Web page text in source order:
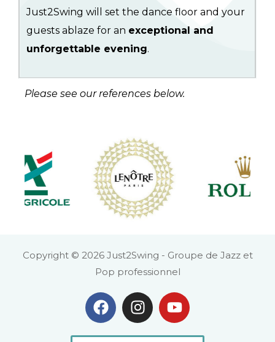
Just2Swing will set the dance floor and your
guests ablaze for an exceptional and
unforgettable evening.
Please see our references below.
Copyright © 2026 Just2Swing - Groupe de Jazz et
Pop professionnel